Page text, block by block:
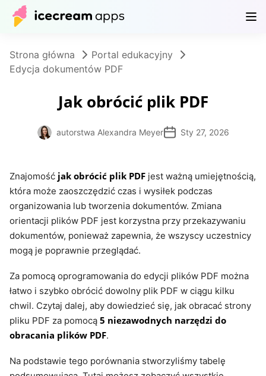
Produkty Centrum pomocy
Strona główna
Portal edukacyjny
Edycja dokumentów PDF
Jak obrócić plik PDF
autorstwa Alexandra Meyer Sty 27, 2026
Znajomość jak obrócić plik PDF jest ważną umiejętnością,
która może zaoszczędzić czas i wysiłek podczas
organizowania lub tworzenia dokumentów. Zmiana
orientacji plików PDF jest korzystna przy przekazywaniu
dokumentów, ponieważ zapewnia, że wszyscy uczestnicy
mogą je poprawnie przeglądać.
Za pomocą oprogramowania do edycji plików PDF można
łatwo i szybko obrócić dowolny plik PDF w ciągu kilku
chwil. Czytaj dalej, aby dowiedzieć się, jak obracać strony
pliku PDF za pomocą 5 niezawodnych narzędzi do
obracania plików PDF.
Na podstawie tego porównania stworzyliśmy tabelę